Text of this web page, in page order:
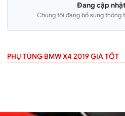
Đang cập
Chúng tôi đang bổ sung thông
PHỤ TÙNG BMW X4 2019 GIÁ TỐT